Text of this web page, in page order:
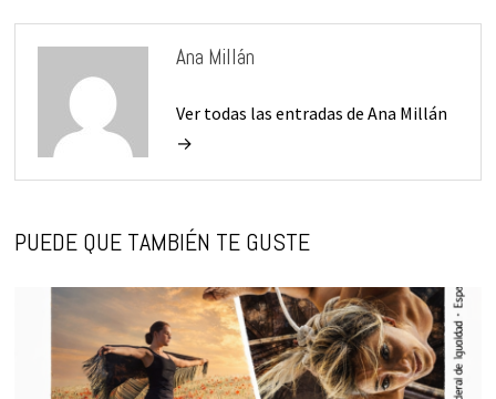
Ana Millán
Ver todas las entradas de Ana Millán
→
PUEDE QUE TAMBIÉN TE GUSTE